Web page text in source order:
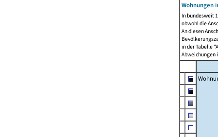
Wohnungen
In bundesweit
obwohl die
An diesen
in der Tabelle
Abweichungen